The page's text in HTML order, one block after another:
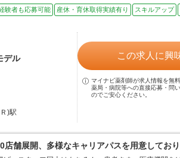
験者も応募可能 産休・育休取得実績有り スキルアップ
デル
)駅
この求人に興
マイナビ薬剤師が求人情報を無
薬局・病院等への直接応募・問
のでご安心ください。
舗展開、多様なキャリアパスを用意しており